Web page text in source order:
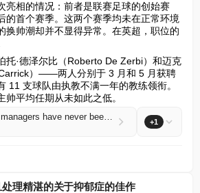
亮相的情况：前者是联赛足球的创始赛
的首个赛季。这两个赛季均未在正常环境
换帅潮却并不显得异常。在英超，职位的
托·德泽尔比（Roberto De Zerbi）和迈克
）——两人分别于 3 月和 5 月获聘
支球队由执教不满一年的教练领衔。
平均任期从未如此之低。
Premier League managers have never been less English, title-winning or secure in their jobs +1
理精湛的关于抑郁症的佳作